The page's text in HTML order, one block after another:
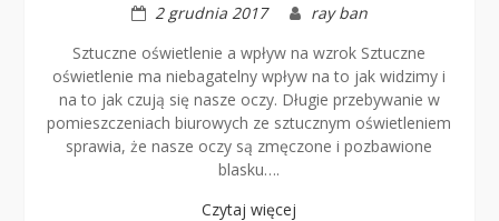
2 grudnia 2017
ray ban
Sztuczne oświetlenie a wpływ na wzrok Sztuczne
oświetlenie ma niebagatelny wpływ na to jak widzimy i
na to jak czują się nasze oczy. Długie przebywanie w
pomieszczeniach biurowych ze sztucznym oświetleniem
sprawia, że nasze oczy są zmęczone i pozbawione
blasku….
Czytaj więcej